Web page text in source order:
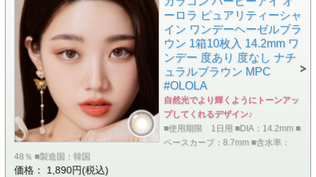
ーロラ ピュアリティーシャ
イン ワンデーヘーゼルブラ
ウン 1箱10枚入 14.2mm ワ
ンデー 度あり 度なし ナチ
ュラルブラウン MPC
#OLOLA
自然光でより輝くようにトーンアッ
プしてくれるデザイン♪
■使用期限 1日用 ■DIA：14.2mm ■
ベースカーブ：8.7mm ■含水率：
48％ ■製造国：韓国
価格： 1,890円(税込)